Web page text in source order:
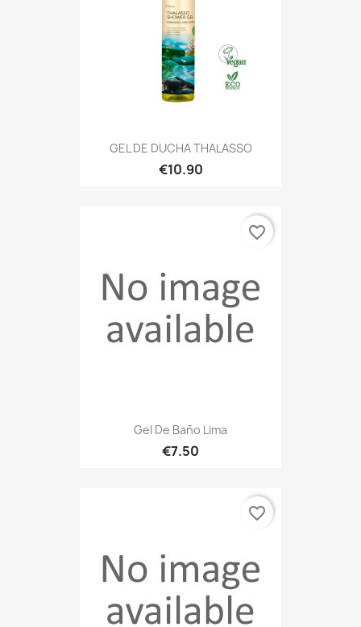
GEL DE DUCHA THALASSO
€10.90
Gel De Baño Lima
€7.50
favorite_border
favorite_border